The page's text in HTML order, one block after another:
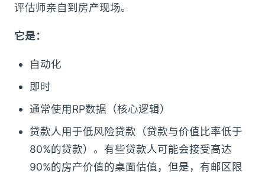
评估师亲自到房产现场。
它是：
自动化
即时
通常使用RP数据（核心逻辑）
贷款人用于低风险贷款（贷款与价值比率低于
80%的贷款）。有些贷款人可能会接受高达
90%的房产价值的桌面估值，但是，有邮区限